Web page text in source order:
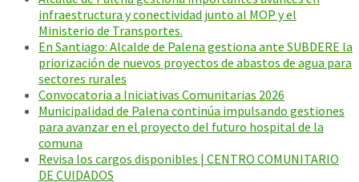
infraestructura y conectividad junto al MOP y el
Ministerio de Transportes.
En Santiago: Alcalde de Palena gestiona ante SUBDERE la
priorización de nuevos proyectos de abastos de agua para
sectores rurales
Convocatoria a Iniciativas Comunitarias 2026
Municipalidad de Palena continúa impulsando gestiones
para avanzar en el proyecto del futuro hospital de la
comuna
Revisa los cargos disponibles | CENTRO COMUNITARIO
DE CUIDADOS